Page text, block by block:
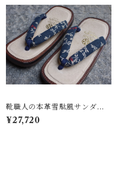
靴職人の本革雪駄風サンダル
「那古野雪駄」（鼻緒：ST#0
36)
¥27,720